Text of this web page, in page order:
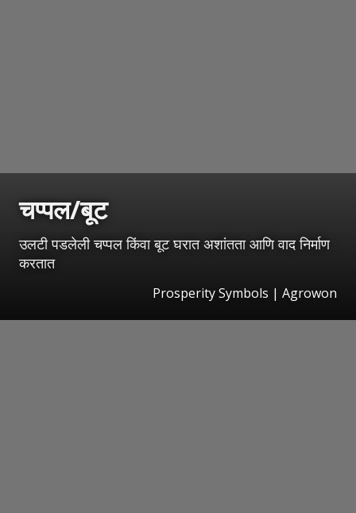
चप्पल/बूट
उलटी पडलेली चप्पल किंवा बूट घरात अशांतता आणि वाद निर्माण
करतात
Prosperity Symbols | Agrowon